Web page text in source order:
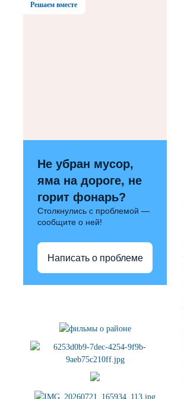
Решаем вместе
Не убран мусор,
яма на дороге, не
горит фонарь?
Столкнулись с проблемой —
сообщите о ней!
Написать о проблеме